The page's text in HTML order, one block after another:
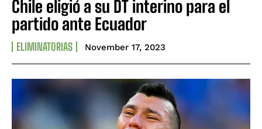
Chile eligió a su DT interino para el
partido ante Ecuador
ELIMINATORIAS November 17, 2023